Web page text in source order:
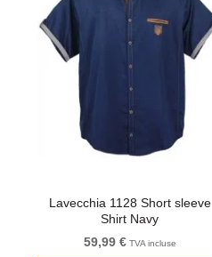
Lavecchia 1128 Short sleeve
Shirt Navy
59,99 €TVA incluse